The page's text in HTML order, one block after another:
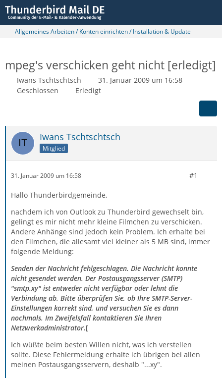
Allgemeines Arbeiten / Konten einrichten / Installation & Update
mpeg's verschicken geht nicht [erledigt]
Iwans Tschtschtsch
31. Januar 2009 um 16:58
Geschlossen
Erledigt
Iwans Tschtschtsch
Mitglied
31. Januar 2009 um 16:58 #1
Hallo Thunderbirdgemeinde,
nachdem ich von Outlook zu Thunderbird gewechselt bin,
gelingt es mir nicht mehr kleine Filmchen zu verschicken.
Andere Anhänge sind jedoch kein Problem. Ich erhalte bei
den Filmchen, die allesamt viel kleiner als 5 MB sind, immer
folgende Meldung:
Senden der Nachricht fehlgeschlagen. Die Nachricht konnte
nicht gesendet werden. Der Postausgangsserver (SMTP)
"smtp.xy" ist entweder nicht verfügbar oder lehnt die
Verbindung ab. Bitte überprüfen Sie, ob Ihre SMTP-Server-
Einstellungen korrekt sind, und versuchen Sie es dann
nochmals. Im Zweifelsfall kontaktieren Sie Ihren
Netzwerkadministrator.[
Ich wüßte beim besten Willen nicht, was ich verstellen
sollte. Diese Fehlermeldung erhalte ich übrigen bei allen
meinen Postausgangsservern, deshalb "...xy".